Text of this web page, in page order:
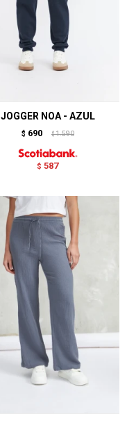
JOGGER NOA - AZUL
$ 690 $ 1.590
$ 587